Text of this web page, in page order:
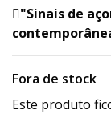
"Sinais de
Fora de stock
Este produto